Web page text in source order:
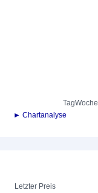
TagWoche
► Chartanalyse
Letzter Preis